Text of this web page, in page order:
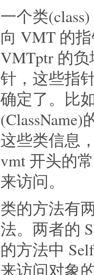
一个类
向 VMT 的
VMTptr 的
针，这些指
确定了。比
这些类信息
vmt 开头的
来访问。
类的方法有
法。两者的
的方法中
来访问对象